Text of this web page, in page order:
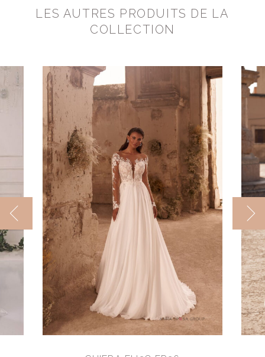
LES AUTRES PRODUITS DE LA
COLLECTION